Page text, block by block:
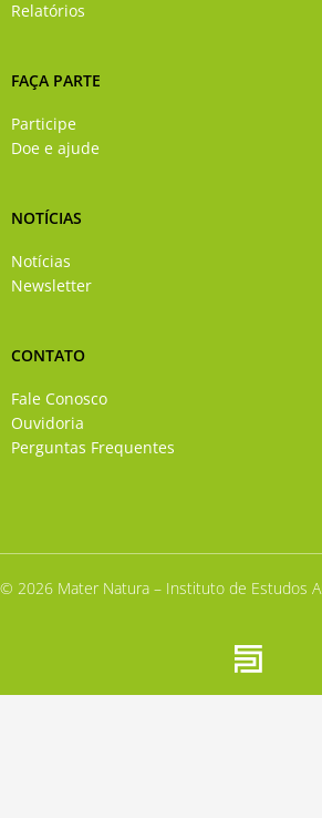
Relatórios
FAÇA PARTE
Participe
Doe e ajude
NOTÍCIAS
Notícias
Newsletter
CONTATO
Fale Conosco
Ouvidoria
Perguntas Frequentes
© 2026 Mater Natura – Instituto de Estudos